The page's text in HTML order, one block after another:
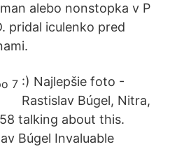
alebo nonstopka v P
pridal iculenko pred
:) Najlepšie foto -
Rastislav Búgel, Nitra,
talking about this.
Búgel Invaluable